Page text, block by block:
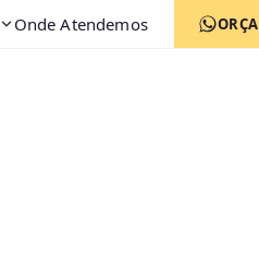
Onde Atendemos